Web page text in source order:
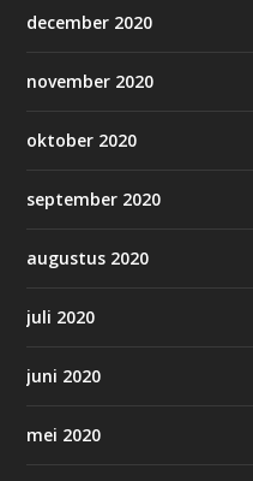
december 2020
november 2020
oktober 2020
september 2020
augustus 2020
juli 2020
juni 2020
mei 2020